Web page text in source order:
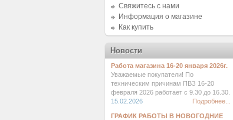
Свяжитесь с нами
Информация о магазине
Как купить
Новости
Работа магазина 16-20 января 2026г.
Уважаемые покупатели! По
техническим причинам ПВЗ 16-20
февраля 2026 работает с 9.30 до 16.30.
15.02.2026
Подробнее...
ГРАФИК РАБОТЫ В НОВОГОДНИЕ